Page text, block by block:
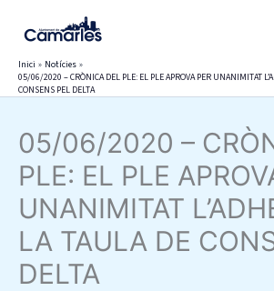
contingut
Inici
Notícies
05/06/2020 – CRÒNICA DEL PLE: EL PLE APROVA PER UNANIMITAT
CONSENS PEL DELTA
05/06/2020 –
PLE: EL PLE
UNANIMITAT
LA TAULA DE
DELTA